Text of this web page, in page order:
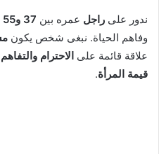
ندور على راجل عمره بين 37 و55 سنة
وفاهم الحياة. نبغى شخص يكون
علاقة قائمة على الاحترام والتفاهم
قيمة المرأة.